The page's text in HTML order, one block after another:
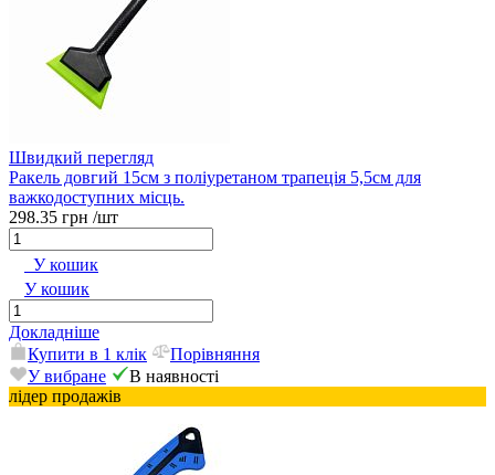
Швидкий перегляд
Ракель довгий 15см з поліуретаном трапеція 5,5см для
важкодоступних місць.
298.35 грн /шт
У кошик
У кошик
Докладніше
Купити в 1 клік
Порівняння
У вибране
В наявності
лідер продажів